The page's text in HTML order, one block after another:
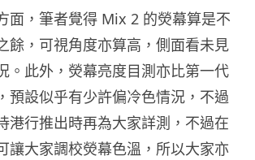
面，筆者覺得 Mix 2 的熒幕算是不
餘，可視角度亦算高，側面看未見
。此外，熒幕亮度目測亦比第一代
預設似乎有少許偏冷色情況，不過
港行推出時再為大家詳測，不過在
讓大家調校熒幕色溫，所以大家亦